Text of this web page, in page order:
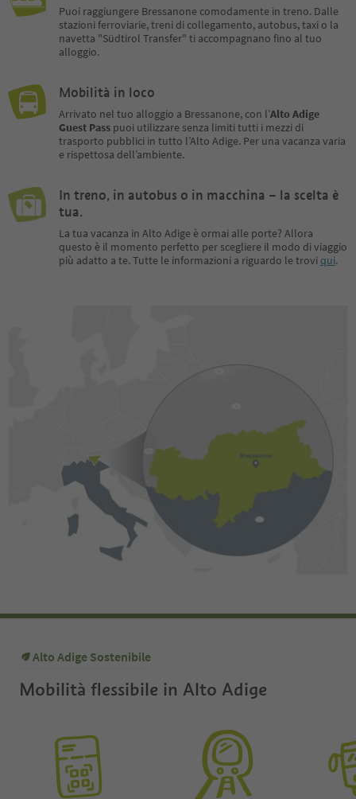
Puoi raggiungere Bressanone comodamente in treno. Dalle
stazioni ferroviarie, treni di collegamento, autobus, taxi o la
navetta "Südtirol Transfer" ti accompagnano fino al tuo
alloggio.
Mobilità in loco
Arrivato nel tuo alloggio a Bressanone, con l’Alto Adige
Guest Pass puoi utilizzare senza limiti tutti i mezzi di
trasporto pubblici in tutto l’Alto Adige. Per una vacanza varia
e rispettosa dell’ambiente.
In treno, in autobus o in macchina – la scelta è
tua.
La tua vacanza in Alto Adige è ormai alle porte? Allora
questo è il momento perfetto per scegliere il modo di viaggio
più adatto a te. Tutte le informazioni a riguardo le troviqui.
Alto Adige Sostenibile
Mobilità flessibile in Alto Adige